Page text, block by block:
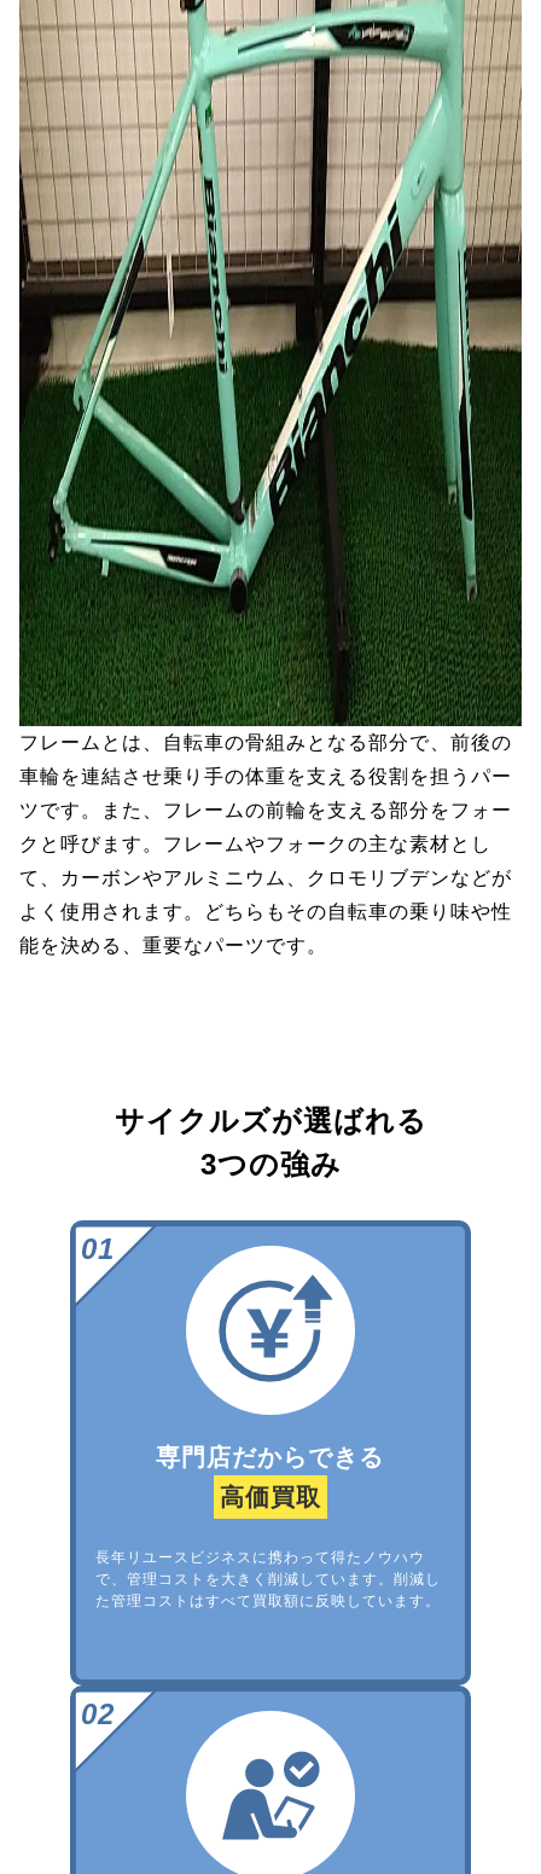
フレームとは、自転車の骨組みとなる部分で、前後の
車輪を連結させ乗り手の体重を支える役割を担うパー
ツです。また、フレームの前輪を支える部分をフォー
クと呼びます。フレームやフォークの主な素材とし
て、カーボンやアルミニウム、クロモリブデンなどが
よく使用されます。どちらもその自転車の乗り味や性
能を決める、重要なパーツです。
サイクルズが選ばれる
3つの強み
専門店だからできる
高価買取
長年リユースビジネスに携わって得たノウハウ
で、管理コストを大きく削減しています。削減し
た管理コストはすべて買取額に反映しています。